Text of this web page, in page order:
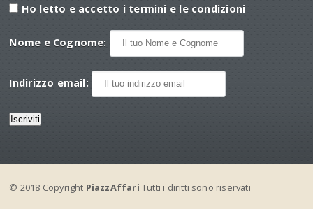
Ho letto e accetto i termini e le condizioni
Nome e Cognome:
Indirizzo email:
© 2018 Copyright PiazzAffari Tutti i diritti sono riservati